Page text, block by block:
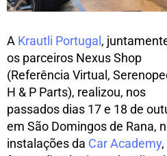
A Krautli Portugal ,
os parceiros Nexus Shop
(Referência Virtual,
H & P Parts), realizou, nos
passados dias 17 e 18 de
em São Domingos de Rana,
instalações da Car Academy